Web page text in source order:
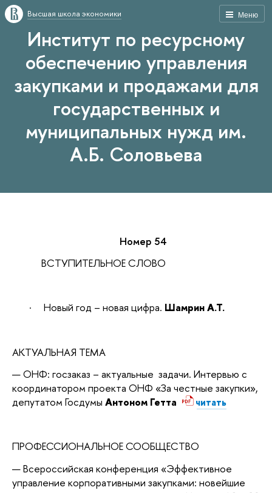
Меню
Высшая школа экономики
Институт по ресурсному
обеспечению управления
закупками и продажами для
государственных и
муниципальных нужд им.
А.Б. Соловьева
Номер 54
ВСТУПИТЕЛЬНОЕ СЛОВО
·Новый год – новая цифра. Шамрин А.Т.
АКТУАЛЬНАЯ ТЕМА
ОНФ: госзаказ – актуальные задачи. Интервью с
координатором проекта ОНФ «За честные закупки»,
депутатом Госдумы Антоном Гетта читать
ПРОФЕССИОНАЛЬНОЕ СООБЩЕСТВО
Всероссийская конференция «Эффективное
управление корпоративными закупками: новейшие